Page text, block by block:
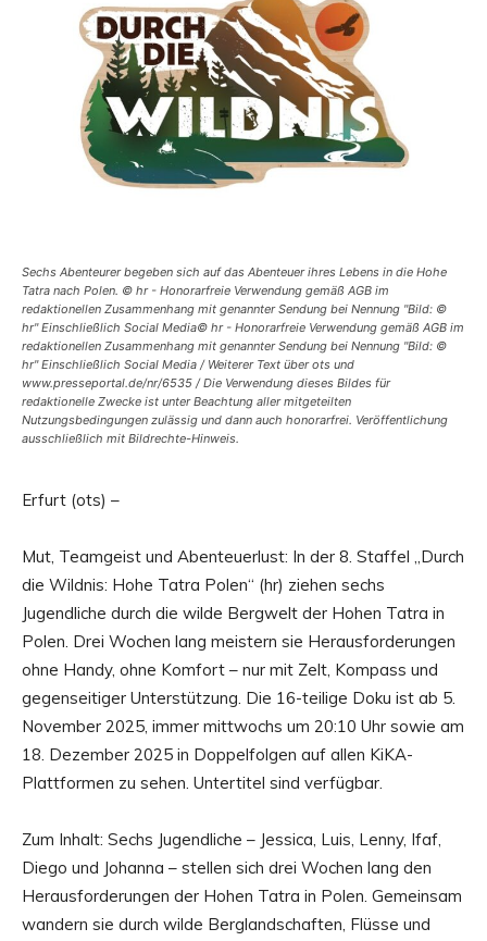
Sechs Abenteurer begeben sich auf das Abenteuer ihres Lebens in die Hohe
Tatra nach Polen. © hr - Honorarfreie Verwendung gemäß AGB im
redaktionellen Zusammenhang mit genannter Sendung bei Nennung "Bild: ©
hr" Einschließlich Social Media© hr - Honorarfreie Verwendung gemäß AGB im
redaktionellen Zusammenhang mit genannter Sendung bei Nennung "Bild: ©
hr" Einschließlich Social Media / Weiterer Text über ots und
www.presseportal.de/nr/6535 / Die Verwendung dieses Bildes für
redaktionelle Zwecke ist unter Beachtung aller mitgeteilten
Nutzungsbedingungen zulässig und dann auch honorarfrei. Veröffentlichung
ausschließlich mit Bildrechte-Hinweis.
Erfurt (ots) –
Mut, Teamgeist und Abenteuerlust: In der 8. Staffel „Durch
die Wildnis: Hohe Tatra Polen“ (hr) ziehen sechs
Jugendliche durch die wilde Bergwelt der Hohen Tatra in
Polen. Drei Wochen lang meistern sie Herausforderungen
ohne Handy, ohne Komfort – nur mit Zelt, Kompass und
gegenseitiger Unterstützung. Die 16-teilige Doku ist ab 5.
November 2025, immer mittwochs um 20:10 Uhr sowie am
18. Dezember 2025 in Doppelfolgen auf allen KiKA-
Plattformen zu sehen. Untertitel sind verfügbar.
Zum Inhalt: Sechs Jugendliche – Jessica, Luis, Lenny, Ifaf,
Diego und Johanna – stellen sich drei Wochen lang den
Herausforderungen der Hohen Tatra in Polen. Gemeinsam
wandern sie durch wilde Berglandschaften, Flüsse und